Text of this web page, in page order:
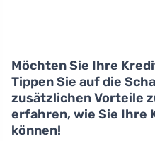
Möchten Sie Ihre
Tippen Sie auf die
zusätzlichen Vorteile
erfahren, wie Sie Ihre
können!